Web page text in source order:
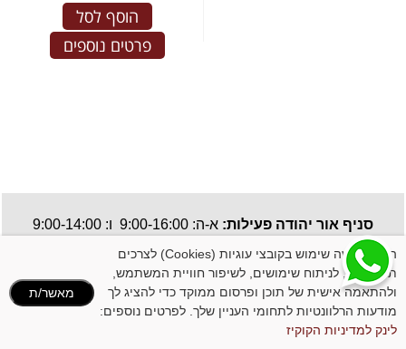
הוסף לסל
פרטים נוספים
סניף אור יהודה פעילות: א-ה: 9:00-16:00 ו: 9:00-14:00
תקנון האתר| כל הזכויות שמורות, אין להעתיק או לשכפל ללא רשות מבעלי האתר.
האתר עושה שימוש בקובצי עוגיות (Cookies) לצרכים
תפעוליים, לניתוח שימושים, לשיפור חוויית המשתמש,
ולהתאמה אישית של תוכן ופרסום ממוקד כדי להציג לך
מודעות הרלוונטיות לתחומי העניין שלך. לפרטים נוספים:
לינק למדיניות הקוקיז
מאשר/ת